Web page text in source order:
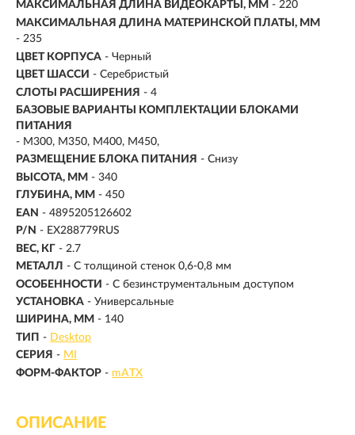
МАКСИМАЛЬНАЯ ДЛИНА ВИДЕОКАРТЫ, ММ - 220
МАКСИМАЛЬНАЯ ДЛИНА МАТЕРИНСКОЙ ПЛАТЫ, ММ
- 235
ЦВЕТ КОРПУСА - Черный
ЦВЕТ ШАССИ - Серебристый
СЛОТЫ РАСШИРЕНИЯ - 4
БАЗОВЫЕ ВАРИАНТЫ КОМПЛЕКТАЦИИ БЛОКАМИ
ПИТАНИЯ
- M300, M350, M400, M450,
РАЗМЕЩЕНИЕ БЛОКА ПИТАНИЯ - Снизу
ВЫСОТА, ММ - 340
ГЛУБИНА, ММ - 450
EAN - 4895205126602
P/N - EX288779RUS
ВЕС, КГ - 2.7
МЕТАЛЛ - С толщиной стенок 0,6-0,8 мм
ОСОБЕННОСТИ - С безинструментальным доступом
УСТАНОВКА - Универсальные
ШИРИНА, ММ - 140
ТИП - Desktop
СЕРИЯ - MI
ФОРМ-ФАКТОР - mATX
ОПИСАНИЕ